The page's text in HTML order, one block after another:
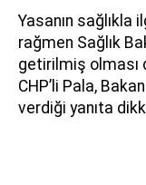
Yasanın sağlıkla
rağmen Sağlık
getirilmiş
CHP’li Pala,
verdiği yanıta